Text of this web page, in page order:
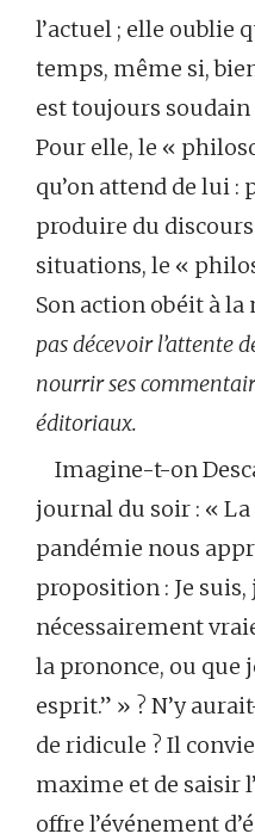
l’actuel ; elle oublie
temps, même si,
est toujours
Pour elle, le «
qu’on attend de lui
produire du
situations, le «
Son action obéit à
pas décevoir l’attente
nourrir ses
éditoriaux.
Imagine-t-on
journal du soir : «
pandémie nous
proposition : Je suis,
nécessairement
la prononce, ou que
esprit.” » ? N’y
de ridicule ? Il
maxime et de saisir
offre l’événement